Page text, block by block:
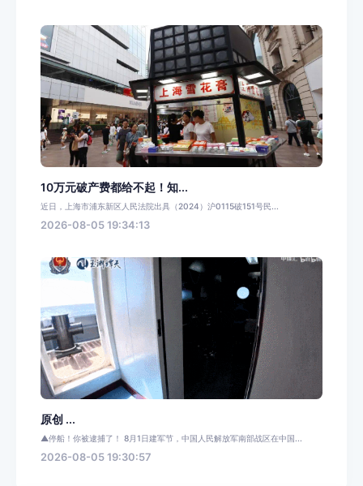
10万元破产费都给不起！知...
近日，上海市浦东新区人民法院出具（2024）沪0115破151号民...
2026-08-05 19:34:13
原创 ...
▲停船！你被逮捕了！ 8月1日建军节，中国人民解放军南部战区在中国...
2026-08-05 19:30:57